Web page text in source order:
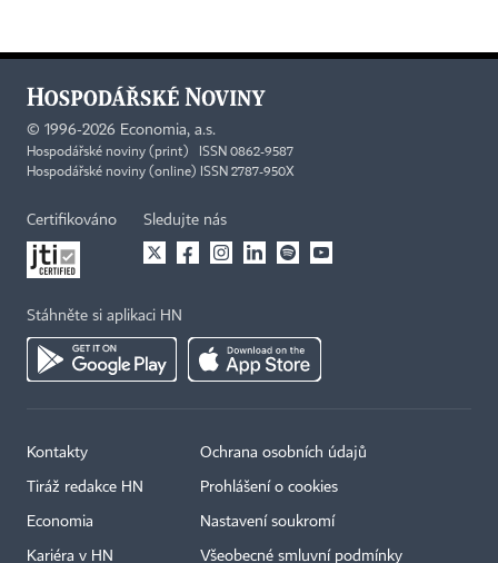
© 1996-2026 Economia, a.s.
Hospodářské noviny (print) ISSN 0862-9587
Hospodářské noviny (online) ISSN 2787-950X
Certifikováno Sledujte nás
Stáhněte si aplikaci HN
Kontakty
Tiráž redakce HN
Economia
Kariéra v HN
Ochrana osobních údajů
Prohlášení o cookies
Nastavení soukromí
Všeobecné smluvní podmínky